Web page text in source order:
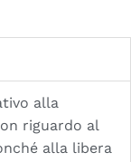
alla
riguardo al
alla libera